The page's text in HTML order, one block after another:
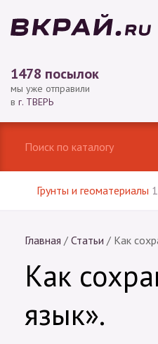
1478 посылок
мы уже отправили
в г. ТВЕРЬ
Грунты и геоматериалы
Главная / Статьи / Как
Как
язык».